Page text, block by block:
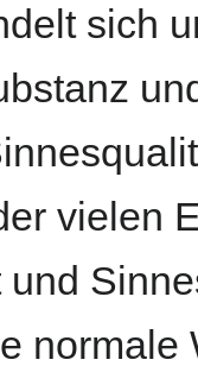
sich
vielen
und
normale